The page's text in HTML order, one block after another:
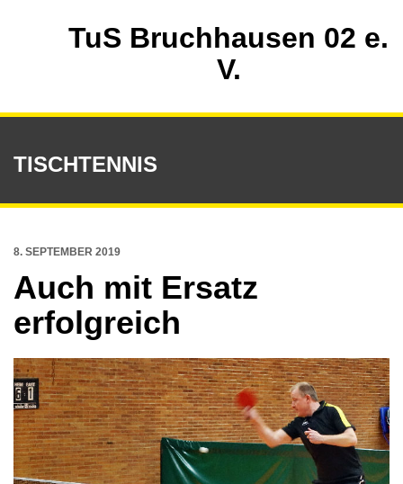
TuS Bruchhausen 02 e.
V.
TISCHTENNIS
8. SEPTEMBER 2019
Auch mit Ersatz
erfolgreich